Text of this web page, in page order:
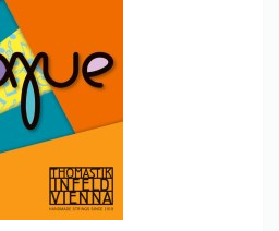
if you really want to win a huge